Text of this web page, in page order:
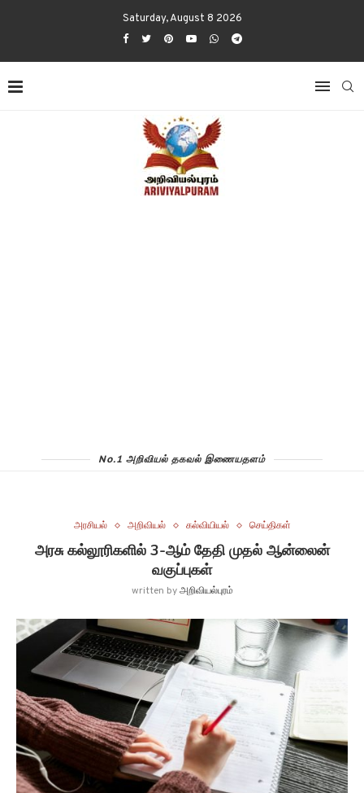
Saturday, August 8 2026
No.1 அறிவியல் தகவல் இணையதளம்
அரசியல் அறிவியல் கல்வியியல் செய்திகள்
அரசு கல்லூரிகளில் 3-ஆம் தேதி முதல் ஆன்லைன்
வகுப்புகள்
written byஅறிவியல்புரம்